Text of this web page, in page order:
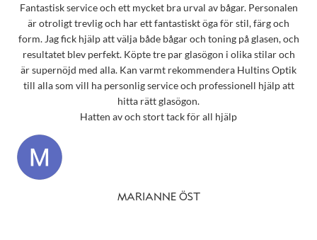
Fantastisk service och ett mycket bra urval av bågar. Personalen
är otroligt trevlig och har ett fantastiskt öga för stil, färg och
form. Jag fick hjälp att välja både bågar och toning på glasen, och
resultatet blev perfekt. Köpte tre par glasögon i olika stilar och
är supernöjd med alla. Kan varmt rekommendera Hultins Optik
till alla som vill ha personlig service och professionell hjälp att
hitta rätt glasögon.
Hatten av och stort tack för all hjälp
MARIANNE ÖST